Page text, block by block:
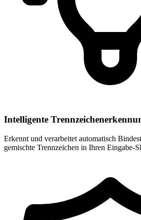
Intelligente
Erkennt und verarbeitet automatisch
gemischte Trennzeichen in Ihren Eingabe-